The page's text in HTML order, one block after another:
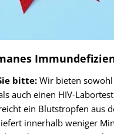
bitte: Wir bieten
auch einen HIV-
ein Blutstropfen aus
innerhalb weniger